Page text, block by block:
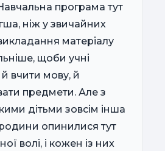
програма тут
ніж у звичайних
матеріалу
щоби учні
й вчити мову, й
предмети. Але з
дітьми зовсім інша
родини опинилися тут
волі, і кожен із них